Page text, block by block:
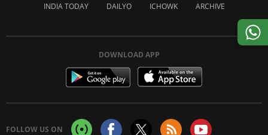
INDIA TODAY DAILYO ICHOWK ARCHIVE
DOWNLOAD APP
FOLLOW US ON